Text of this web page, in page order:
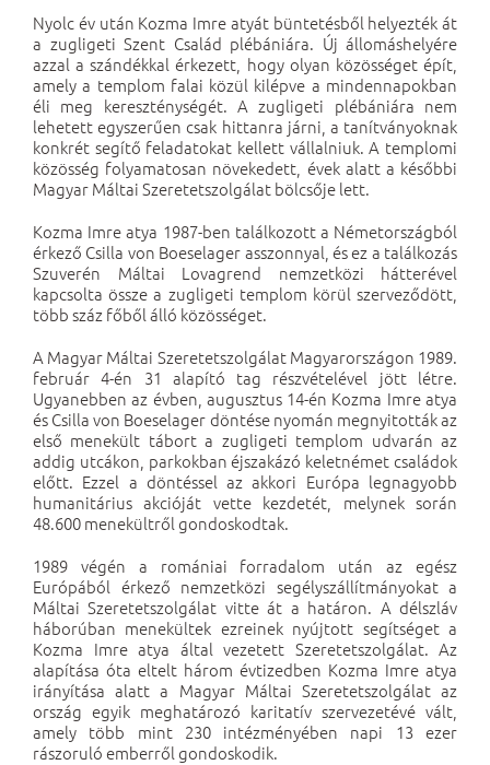
Nyolc év után Kozma Imre atyát büntetésből helyezték át
a zugligeti Szent Család plébániára. Új állomáshelyére
azzal a szándékkal érkezett, hogy olyan közösséget épít,
amely a templom falai közül kilépve a mindennapokban
éli meg kereszténységét. A zugligeti plébániára nem
lehetett egyszerűen csak hittanra járni, a tanítványoknak
konkrét segítő feladatokat kellett vállalniuk. A templomi
közösség folyamatosan növekedett, évek alatt a későbbi
Magyar Máltai Szeretetszolgálat bölcsője lett.
Kozma Imre atya 1987-ben találkozott a Németországból
érkező Csilla von Boeselager asszonnyal, és ez a találkozás
Szuverén Máltai Lovagrend nemzetközi hátterével
kapcsolta össze a zugligeti templom körül szerveződött,
több száz főből álló közösséget.
A Magyar Máltai Szeretetszolgálat Magyarországon 1989.
február 4-én 31 alapító tag részvételével jött létre.
Ugyanebben az évben, augusztus 14-én Kozma Imre atya
és Csilla von Boeselager döntése nyomán megnyitották az
első menekült tábort a zugligeti templom udvarán az
addig utcákon, parkokban éjszakázó keletnémet családok
előtt. Ezzel a döntéssel az akkori Európa legnagyobb
humanitárius akcióját vette kezdetét, melynek során
48.600 menekültről gondoskodtak.
1989 végén a romániai forradalom után az egész
Európából érkező nemzetközi segélyszállítmányokat a
Máltai Szeretetszolgálat vitte át a határon. A délszláv
háborúban menekültek ezreinek nyújtott segítséget a
Kozma Imre atya által vezetett Szeretetszolgálat. Az
alapítása óta eltelt három évtizedben Kozma Imre atya
irányítása alatt a Magyar Máltai Szeretetszolgálat az
ország egyik meghatározó karitatív szervezetévé vált,
amely több mint 230 intézményében napi 13 ezer
rászoruló emberről gondoskodik.